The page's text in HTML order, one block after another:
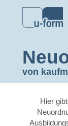
von
Hier